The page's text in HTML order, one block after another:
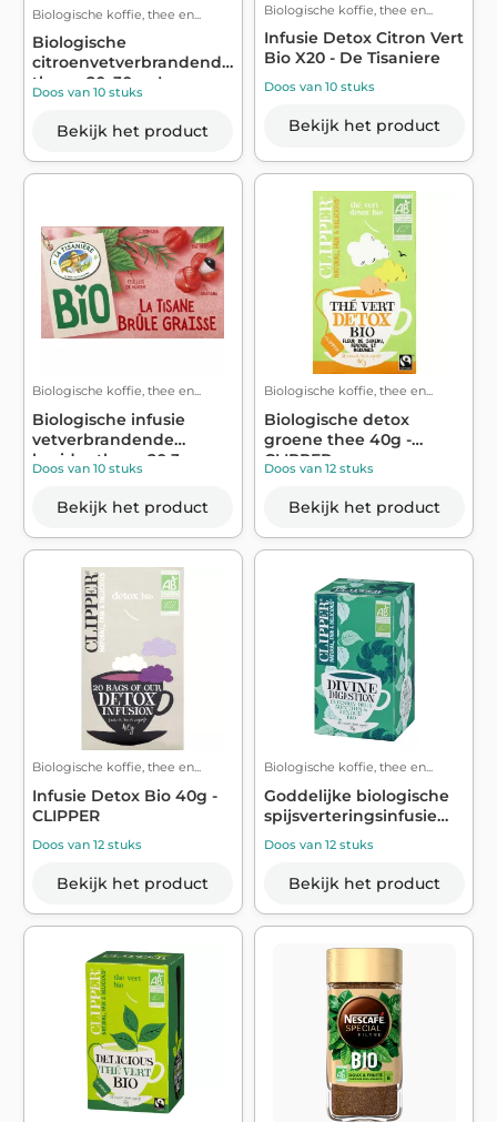
Biologische koffie, thee en...
Biologische
citroenvetverbrandende
thee, x20, 30g - L...
Doos van 10 stuks
Bekijk het product
Biologische koffie, thee en...
Infusie Detox Citron Vert
Bio X20 - De Tisaniere
Doos van 10 stuks
Bekijk het product
Biologische koffie, thee en...
Biologische infusie
vetverbrandende
kruidenthee x20 3...
Doos van 10 stuks
Bekijk het product
Biologische koffie, thee en...
Biologische detox
groene thee 40g -
CLIPPER
Doos van 12 stuks
Bekijk het product
Biologische koffie, thee en...
Infusie Detox Bio 40g -
CLIPPER
Doos van 12 stuks
Bekijk het product
Biologische koffie, thee en...
Goddelijke biologische
spijsverteringsinfusie
van mun...
Doos van 12 stuks
Bekijk het product